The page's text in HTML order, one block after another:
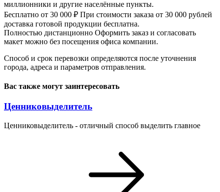
миллионники и другие населённые пункты.
Бесплатно от 30 000 ₽ При стоимости заказа от 30 000 рублей
доставка готовой продукции бесплатна.
Полностью дистанционно Оформить заказ и согласовать
макет можно без посещения офиса компании.
Способ и срок перевозки определяются после уточнения
города, адреса и параметров отправления.
Вас также могут заинтересовать
Ценниковыделитель
Ценниковыделитель - отличный способ выделить главное